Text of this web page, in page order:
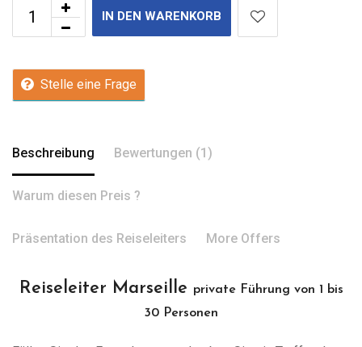
IN DEN WARENKORB
Stelle eine Frage
Beschreibung Bewertungen (1)
Warum diesen Preis ?
Präsentation des Reiseleiters More Offers
Reiseleiter Marseille private Führung von 1 bis
30 Personen